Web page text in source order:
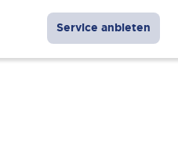
Service anbieten